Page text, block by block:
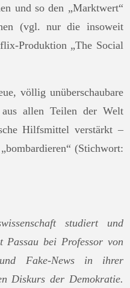
und so den „Marktwert“
(vgl. nur die insoweit
Produktion „The Social
völlig unüberschaubare
allen Teilen der Welt
Hilfsmittel verstärkt –
(Stichwort:
studiert und
bei Professor von
Fake-News in ihrer
Diskurs der Demokratie.